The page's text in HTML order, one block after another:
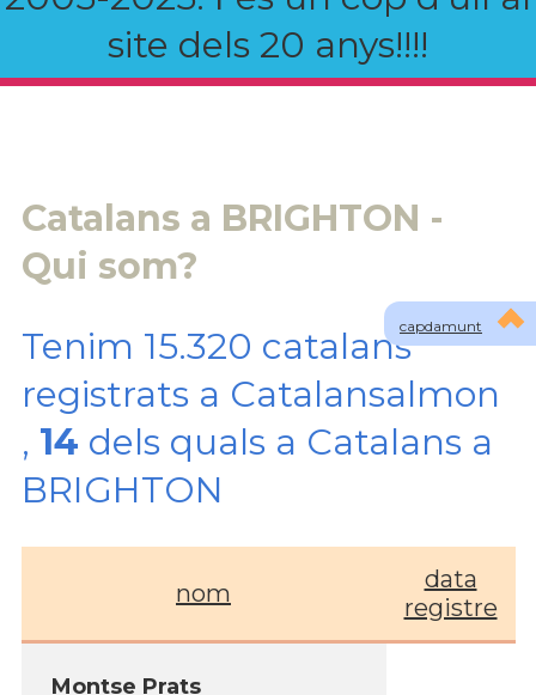
site dels 20 anys!!!!
capdamunt
Catalans a BRIGHTON -
Qui som?
Tenim 15.320 catalans
registrats a Catalansalmon
, 14 dels quals a Catalans a
BRIGHTON
nom
data
registre
Montse Prats